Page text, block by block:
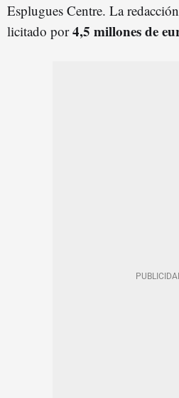
Esplugues Centre. La
licitado por4,5 millones de